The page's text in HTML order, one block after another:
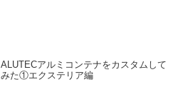
ALUTECアルミコンテナをカスタムして
みた①エクステリア編